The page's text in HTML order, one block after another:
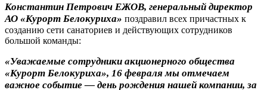
Константин Петрович ЕЖОВ, генеральный директор
АО «Курорт Белокуриха» поздравил всех причастных к
созданию сети санаториев и действующих сотрудников
большой команды:
«Уважаемые сотрудники акционерного общества
«Курорт Белокуриха», 16 февраля мы отмечаем
важное событие — день рождения нашей компании, за